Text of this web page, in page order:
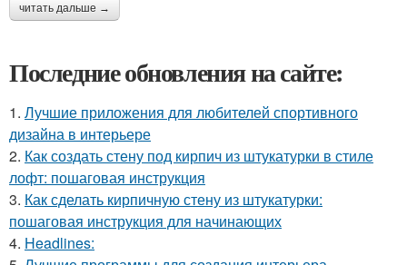
читать дальше →
Последние обновления на сайте:
1. Лучшие приложения для любителей спортивного
дизайна в интерьере
2. Как создать стену под кирпич из штукатурки в стиле
лофт: пошаговая инструкция
3. Как сделать кирпичную стену из штукатурки:
пошаговая инструкция для начинающих
4. Headlines: